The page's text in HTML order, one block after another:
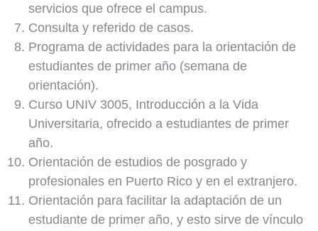
servicios que ofrece el campus.
Consulta y referido de casos.
Programa de actividades para la orientación de
estudiantes de primer año (semana de
orientación).
Curso UNIV 3005, Introducción a la Vida
Universitaria, ofrecido a estudiantes de primer
año.
Orientación de estudios de posgrado y
profesionales en Puerto Rico y en el extranjero.
Orientación para facilitar la adaptación de un
estudiante de primer año, y esto sirve de vínculo